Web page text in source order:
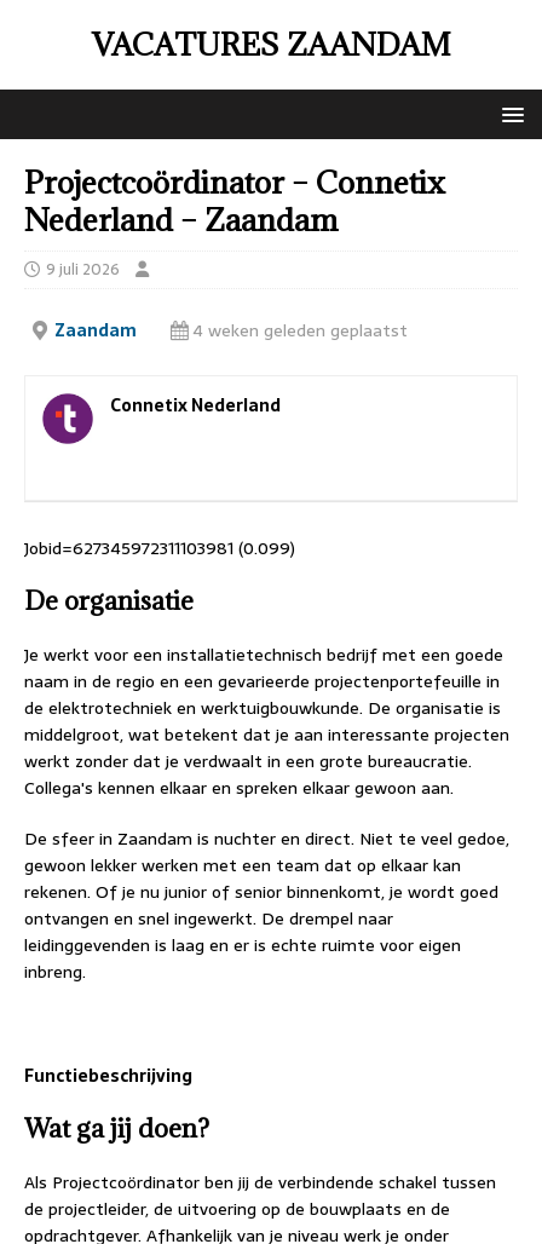
VACATURES ZAANDAM
Projectcoördinator – Connetix
Nederland – Zaandam
9 juli 2026
Zaandam 4 weken geleden geplaatst
Connetix Nederland
Jobid=627345972311103981 (0.099)
De organisatie
Je werkt voor een installatietechnisch bedrijf met een goede
naam in de regio en een gevarieerde projectenportefeuille in
de elektrotechniek en werktuigbouwkunde. De organisatie is
middelgroot, wat betekent dat je aan interessante projecten
werkt zonder dat je verdwaalt in een grote bureaucratie.
Collega's kennen elkaar en spreken elkaar gewoon aan.
De sfeer in Zaandam is nuchter en direct. Niet te veel gedoe,
gewoon lekker werken met een team dat op elkaar kan
rekenen. Of je nu junior of senior binnenkomt, je wordt goed
ontvangen en snel ingewerkt. De drempel naar
leidinggevenden is laag en er is echte ruimte voor eigen
inbreng.
Functiebeschrijving
Wat ga jij doen?
Als Projectcoördinator ben jij de verbindende schakel tussen
de projectleider, de uitvoering op de bouwplaats en de
opdrachtgever. Afhankelijk van je niveau werk je onder